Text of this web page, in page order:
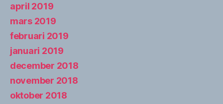
april 2019
mars 2019
februari 2019
januari 2019
december 2018
november 2018
oktober 2018